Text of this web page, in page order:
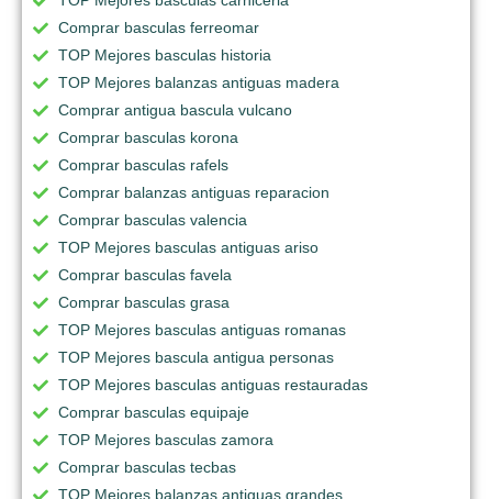
Comprar basculas ferreomar
TOP Mejores basculas historia
TOP Mejores balanzas antiguas madera
Comprar antigua bascula vulcano
Comprar basculas korona
Comprar basculas rafels
Comprar balanzas antiguas reparacion
Comprar basculas valencia
TOP Mejores basculas antiguas ariso
Comprar basculas favela
Comprar basculas grasa
TOP Mejores basculas antiguas romanas
TOP Mejores bascula antigua personas
TOP Mejores basculas antiguas restauradas
Comprar basculas equipaje
TOP Mejores basculas zamora
Comprar basculas tecbas
TOP Mejores balanzas antiguas grandes